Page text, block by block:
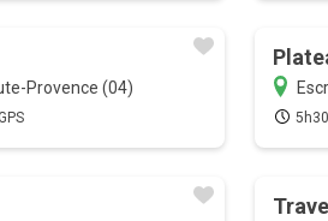
Provence (04)
5h30